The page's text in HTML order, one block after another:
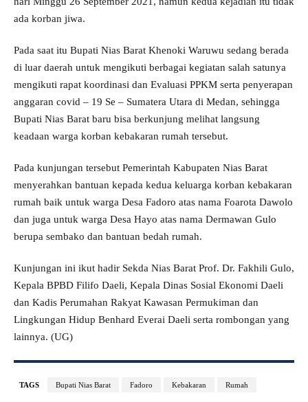
ada korban jiwa.
Pada saat itu Bupati Nias Barat Khenoki Waruwu sedang berada
di luar daerah untuk mengikuti berbagai kegiatan salah satunya
mengikuti rapat koordinasi dan Evaluasi PPKM serta penyerapan
anggaran covid – 19 Se – Sumatera Utara di Medan, sehingga
Bupati Nias Barat baru bisa berkunjung melihat langsung
keadaan warga korban kebakaran rumah tersebut.
Pada kunjungan tersebut Pemerintah Kabupaten Nias Barat
menyerahkan bantuan kepada kedua keluarga korban kebakaran
rumah baik untuk warga Desa Fadoro atas nama Foarota Dawolo
dan juga untuk warga Desa Hayo atas nama Dermawan Gulo
berupa sembako dan bantuan bedah rumah.
Kunjungan ini ikut hadir Sekda Nias Barat Prof. Dr. Fakhili Gulo,
Kepala BPBD Filifo Daeli, Kepala Dinas Sosial Ekonomi Daeli
dan Kadis Perumahan Rakyat Kawasan Permukiman dan
Lingkungan Hidup Benhard Everai Daeli serta rombongan yang
lainnya. (UG)
TAGS Bupati Nias Barat Fadoro Kebakaran Rumah